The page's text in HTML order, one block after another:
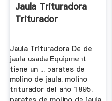
Jaula Trituradora
Triturador
Jaula Trituradora De de
jaula usada Equipment
tiene un ... parates de
molino de jaula. molino
triturador del año 1895.